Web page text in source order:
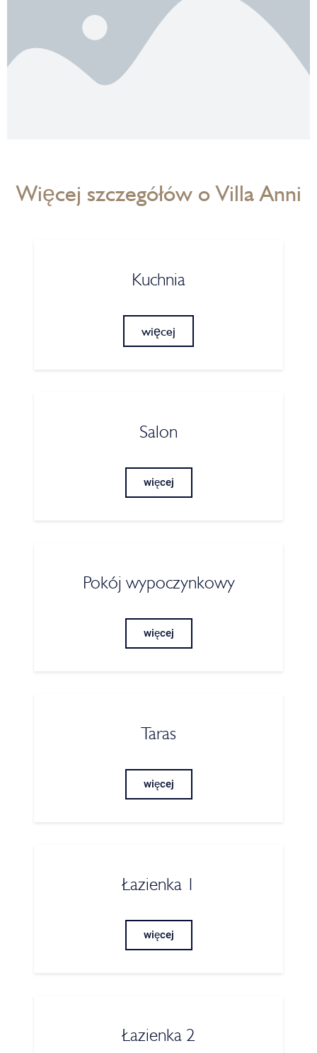
Więcej szczegółów o Villa Anni
Kuchnia
więcej
Salon
więcej
Pokój wypoczynkowy
więcej
Taras
więcej
Łazienka 1
więcej
Łazienka 2